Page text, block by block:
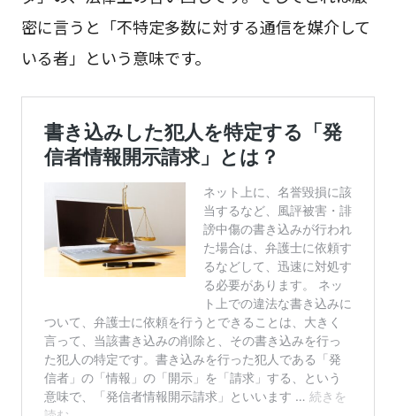
密に言うと「不特定多数に対する通信を媒介して
いる者」という意味です。